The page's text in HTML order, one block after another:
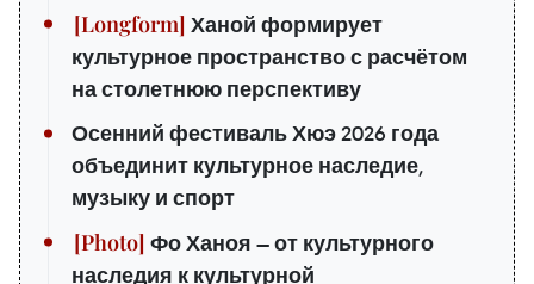
Ханой формирует
культурное пространство с расчётом
на столетнюю перспективу
Осенний фестиваль Хюэ 2026 года
объединит культурное наследие,
музыку и спорт
Фо Ханоя — от культурного
наследия к культурной